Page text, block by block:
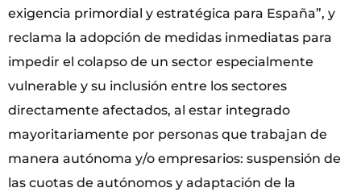
exigencia primordial y estratégica para España”, y
reclama la adopción de medidas inmediatas para
impedir el colapso de un sector especialmente
vulnerable y su inclusión entre los sectores
directamente afectados, al estar integrado
mayoritariamente por personas que trabajan de
manera autónoma y/o empresarios: suspensión de
las cuotas de autónomos y adaptación de la